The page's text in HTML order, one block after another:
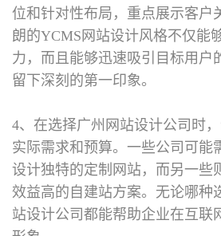
位和针对性布局，重点展示客户
朗的YCMS网站设计风格不仅能
力，而且能够迅速吸引目标用户
留下深刻的第一印象。
4、在选择广州网站设计公司时
实际需求和预算。一些公司可能
设计独特的定制网站，而另一些
效益高的自建站方案。无论哪种
站设计公司都能帮助企业在互联